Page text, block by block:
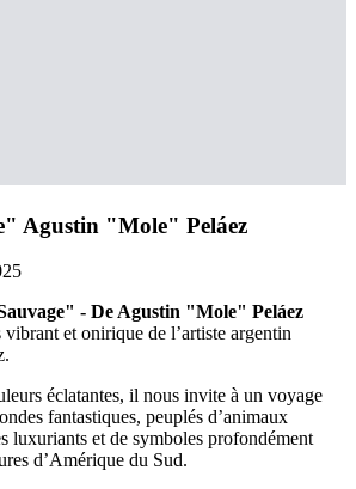
Agustin "Mole" Peláez
- De Agustin "Mole" Peláez
vibrant et onirique de l’artiste argentin
éclatantes, il nous invite à un voyage
fantastiques, peuplés d’animaux
luxuriants et de symboles profondément
d’Amérique du Sud.